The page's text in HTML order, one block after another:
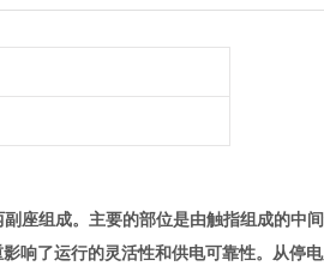
座组成。主要的部位是由触指组成的中
响了运行的灵活性和供电可靠性。从停